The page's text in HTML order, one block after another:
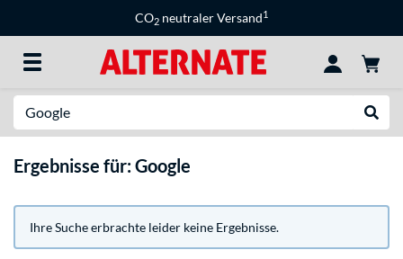
CO2 neutraler Versand1
Ergebnisse für: Google
Ihre Suche erbrachte leider keine Ergebnisse.